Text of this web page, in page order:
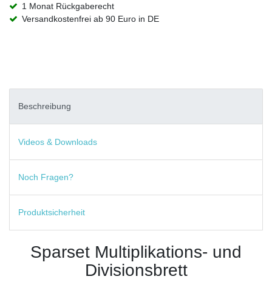
1 Monat Rückgaberecht
Versandkostenfrei ab 90 Euro in DE
Beschreibung
Videos & Downloads
Noch Fragen?
Produktsicherheit
Sparset Multiplikations- und
Divisionsbrett